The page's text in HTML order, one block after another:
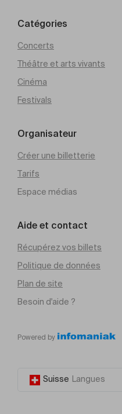
Catégories
Concerts
Théâtre et arts vivants
Cinéma
Festivals
Organisateur
Créer une billetterie
Tarifs
Espace médias
Aide et contact
Récupérez vos billets
Politique de données
Plan de site
Besoin d'aide ?
Powered by
Suisse Langues